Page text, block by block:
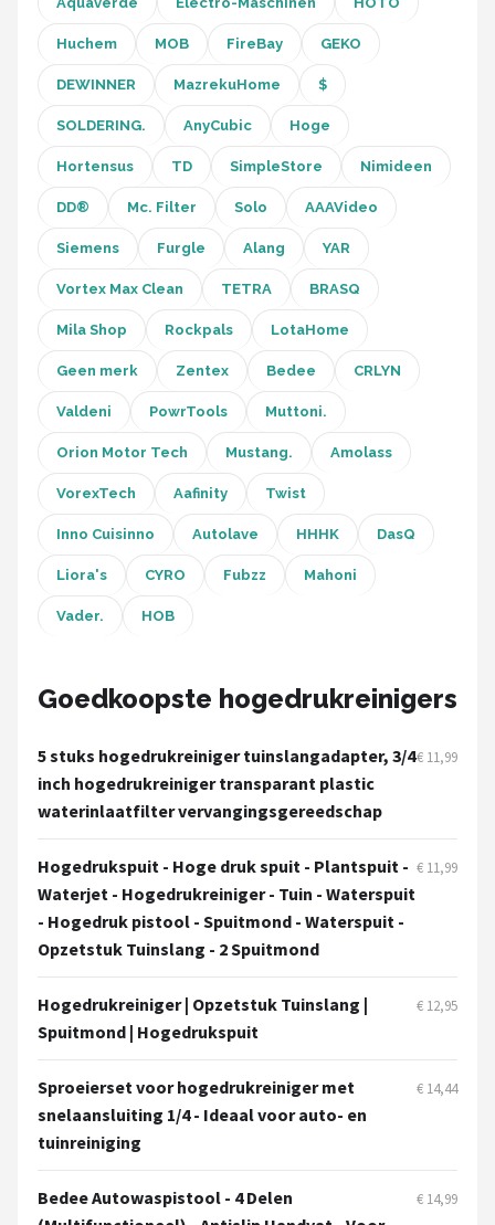
Huchem MOB FireBay GEKO
DEWINNER MazrekuHome $
SOLDERING. AnyCubic Hoge
Hortensus TD SimpleStore Nimideen
DD® Mc. Filter Solo AAAVideo
Siemens Furgle Alang YAR
Vortex Max Clean TETRA BRASQ
Mila Shop Rockpals LotaHome
Geen merk Zentex Bedee CRLYN
Valdeni PowrTools Muttoni.
Orion Motor Tech Mustang. Amolass
VorexTech Aafinity Twist
Inno Cuisinno Autolave HHHK DasQ
Liora's CYRO Fubzz Mahoni
Vader. HOB
Goedkoopste hogedrukreinigers
5 stuks hogedrukreiniger tuinslangadapter, 3/4
inch hogedrukreiniger transparant plastic
waterinlaatfilter vervangingsgereedschap
€ 11,99
Hogedrukspuit - Hoge druk spuit - Plantspuit -
Waterjet - Hogedrukreiniger - Tuin - Waterspuit
- Hogedruk pistool - Spuitmond - Waterspuit -
Opzetstuk Tuinslang - 2 Spuitmond
€ 11,99
Hogedrukreiniger | Opzetstuk Tuinslang |
Spuitmond | Hogedrukspuit
€ 12,95
Sproeierset voor hogedrukreiniger met
snelaansluiting 1/4 - Ideaal voor auto- en
tuinreiniging
€ 14,44
Bedee Autowaspistool - 4 Delen
€ 14,99